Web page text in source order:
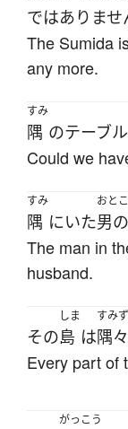
ではありませ
The Sumida
any more.
すみ
隅 のテーブル
Could we
すみ
隅 にいた
おと
男
The man in
husband.
その
しま
島 は
すみ
隅々
Every part of
がっこう